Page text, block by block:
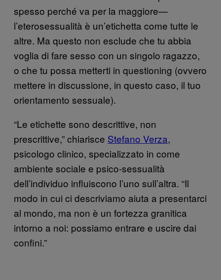
spesso perché va per la maggiore—
l’eterosessualità è un’etichetta come tutte le
altre. Ma questo non esclude che tu abbia
voglia di fare sesso con un singolo ragazzo,
o che tu possa metterti in questioning (ovvero
mettere in discussione, in questo caso, il tuo
orientamento sessuale).
“Le etichette sono descrittive, non
prescrittive,” chiarisce Stefano Verza,
psicologo clinico, specializzato in come
ambiente sociale e psico-sessualità
dell’individuo influiscono l’uno sull’altra. “Il
modo in cui ci descriviamo aiuta a presentarci
al mondo, ma non è un fortezza granitica
intorno a noi: possiamo entrare e uscire dai
confini.”